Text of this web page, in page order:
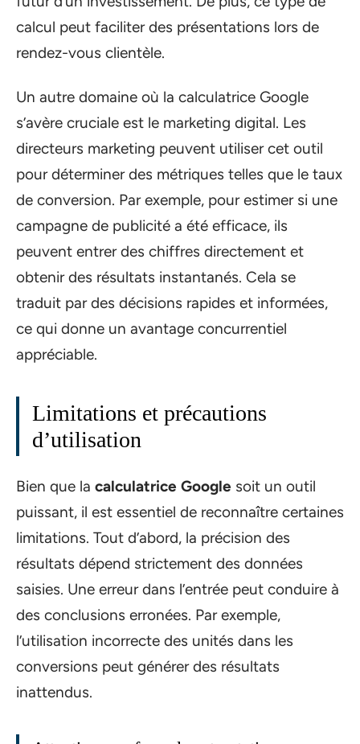
calcul peut faciliter des présentations lors de
rendez-vous clientèle.
Un autre domaine où la calculatrice Google
s’avère cruciale est le marketing digital. Les
directeurs marketing peuvent utiliser cet outil
pour déterminer des métriques telles que le taux
de conversion. Par exemple, pour estimer si une
campagne de publicité a été efficace, ils
peuvent entrer des chiffres directement et
obtenir des résultats instantanés. Cela se
traduit par des décisions rapides et informées,
ce qui donne un avantage concurrentiel
appréciable.
Limitations et précautions
d’utilisation
Bien que la calculatrice Google soit un outil
puissant, il est essentiel de reconnaître certaines
limitations. Tout d’abord, la précision des
résultats dépend strictement des données
saisies. Une erreur dans l’entrée peut conduire à
des conclusions erronées. Par exemple,
l’utilisation incorrecte des unités dans les
conversions peut générer des résultats
inattendus.